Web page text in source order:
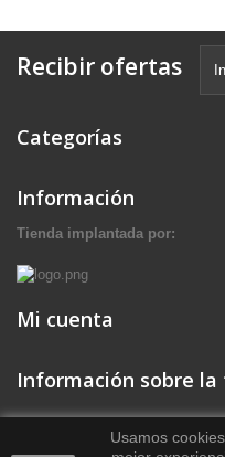
Recibir ofertas
Categorías
Información
Tienda implantada por:
Mi cuenta
Información sobre la
Usamos